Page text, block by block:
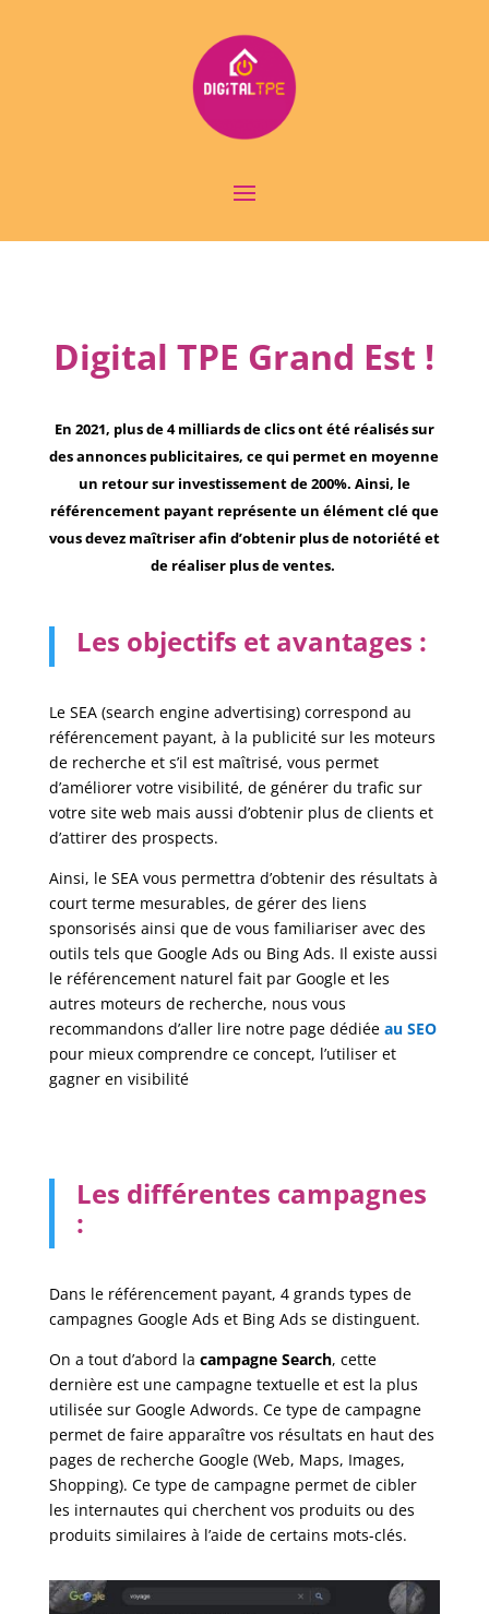
Digital TPE Grand Est !
En 2021, plus de 4 milliards de clics ont été réalisés sur
des annonces publicitaires, ce qui permet en moyenne
un retour sur investissement de 200%. Ainsi, le
référencement payant représente un élément clé que
vous devez maîtriser afin d’obtenir plus de notoriété et
de réaliser plus de ventes.
Les objectifs et avantages :
Le SEA (search engine advertising) correspond au
référencement payant, à la publicité sur les moteurs
de recherche et s’il est maîtrisé, vous permet
d’améliorer votre visibilité, de générer du trafic sur
votre site web mais aussi d’obtenir plus de clients et
d’attirer des prospects.
Ainsi, le SEA vous permettra d’obtenir des résultats à
court terme mesurables, de gérer des liens
sponsorisés ainsi que de vous familiariser avec des
outils tels que Google Ads ou Bing Ads. Il existe aussi
le référencement naturel fait par Google et les
autres moteurs de recherche, nous vous
recommandons d’aller lire notre page dédiée au SEO
pour mieux comprendre ce concept, l’utiliser et
gagner en visibilité
Les différentes campagnes
:
Dans le référencement payant, 4 grands types de
campagnes Google Ads et Bing Ads se distinguent.
On a tout d’abord la campagne Search, cette
dernière est une campagne textuelle et est la plus
utilisée sur Google Adwords. Ce type de campagne
permet de faire apparaître vos résultats en haut des
pages de recherche Google (Web, Maps, Images,
Shopping). Ce type de campagne permet de cibler
les internautes qui cherchent vos produits ou des
produits similaires à l’aide de certains mots-clés.